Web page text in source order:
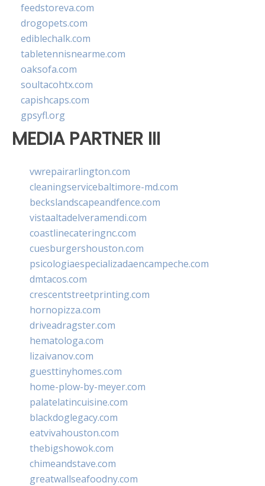
feedstoreva.com
drogopets.com
ediblechalk.com
tabletennisnearme.com
oaksofa.com
soultacohtx.com
capishcaps.com
gpsyfl.org
MEDIA PARTNER III
vwrepairarlington.com
cleaningservicebaltimore-md.com
beckslandscapeandfence.com
vistaaltadelveramendi.com
coastlinecateringnc.com
cuesburgershouston.com
psicologiaespecializadaencampeche.com
dmtacos.com
crescentstreetprinting.com
hornopizza.com
driveadragster.com
hematologa.com
lizaivanov.com
guesttinyhomes.com
home-plow-by-meyer.com
palatelatincuisine.com
blackdoglegacy.com
eatvivahouston.com
thebigshowok.com
chimeandstave.com
greatwallseafoodny.com